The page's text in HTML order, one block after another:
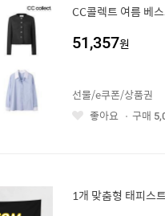
CC콜렉트 여름 베
51,357원
좋
선물/e쿠폰/상품권
좋아요
구매
1개 맞춤형 태피스